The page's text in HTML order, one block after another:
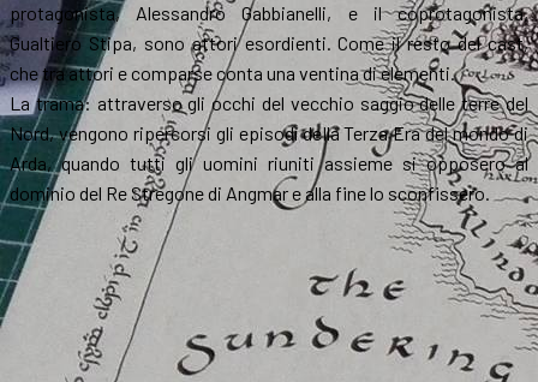
protagonista, Alessandro Gabbianelli, e il coprotagonista,
Gualtiero Stipa, sono attori esordienti. Come il resto del cast,
che tra attori e comparse conta una ventina di elementi.
La trama: attraverso gli occhi del vecchio saggio delle terre del
Nord, vengono ripercorsi gli episodi della Terza Era del mondo di
Arda, quando tutti gli uomini riuniti assieme si opposero al
dominio del Re Stregone di Angmar e alla fine lo sconfissero.